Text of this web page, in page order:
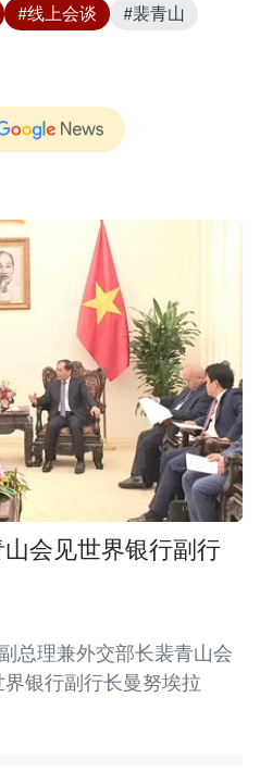
#线上会谈 #裴青山
会见世界银行副行
总理兼外交部长裴青山会
银行副行长曼努埃拉